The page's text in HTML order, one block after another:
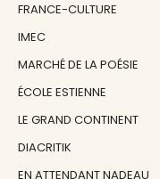
FRANCE-CULTURE
IMEC
MARCHÉ DE LA POÉSIE
ÉCOLE ESTIENNE
LE GRAND CONTINENT
DIACRITIK
EN ATTENDANT NADEAU